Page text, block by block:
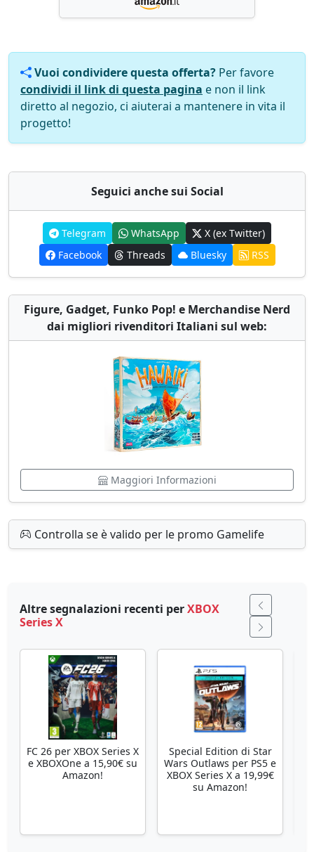
Vuoi condividere questa offerta? Per favore
condividi il link di questa pagina e non il link
diretto al negozio, ci aiuterai a mantenere in vita il
progetto!
Seguici anche sui Social
Telegram WhatsApp
X (ex Twitter)
Facebook
Threads Bluesky RSS
Figure, Gadget, Funko Pop! e Merchandise Nerd
dai migliori rivenditori Italiani sul web:
Maggiori Informazioni
Controlla se è valido per le promo Gamelife
Altre segnalazioni recenti perXBOX
Series X
FC 26 per XBOX Series X
e XBOXOne a 15,90€ su
Amazon!
Special Edition di Star
Wars Outlaws per PS5 e
XBOX Series X a 19,99€
su Amazon!